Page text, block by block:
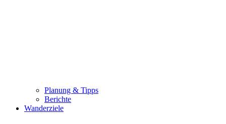
Planung & Tipps
Berichte
Wanderziele